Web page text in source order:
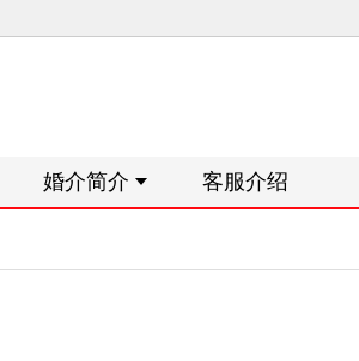
婚介简介 客服介绍